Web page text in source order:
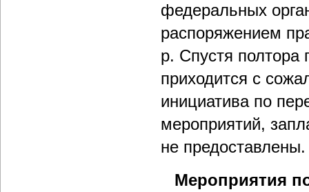
федеральных
распоряжением
р. Спустя полтора
приходится с
инициатива по
мероприятий,
не предоставлены.
Мероприятия